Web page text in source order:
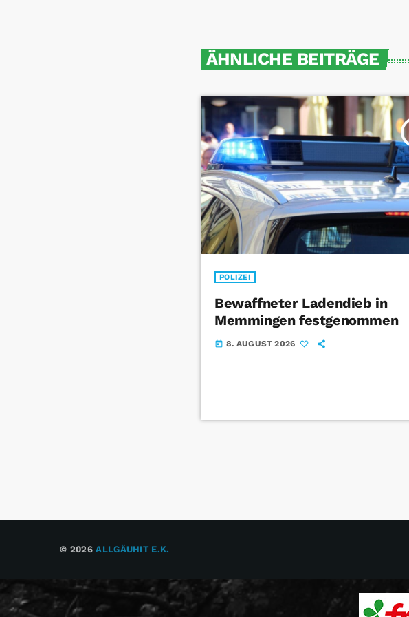
ÄHNLICHE BEITRÄGE
POLIZEI
Bewaffneter Ladendieb in
Memmingen festgenommen
today 8. AUGUST 2026
© 2026ALLGÄUHIT E.K.